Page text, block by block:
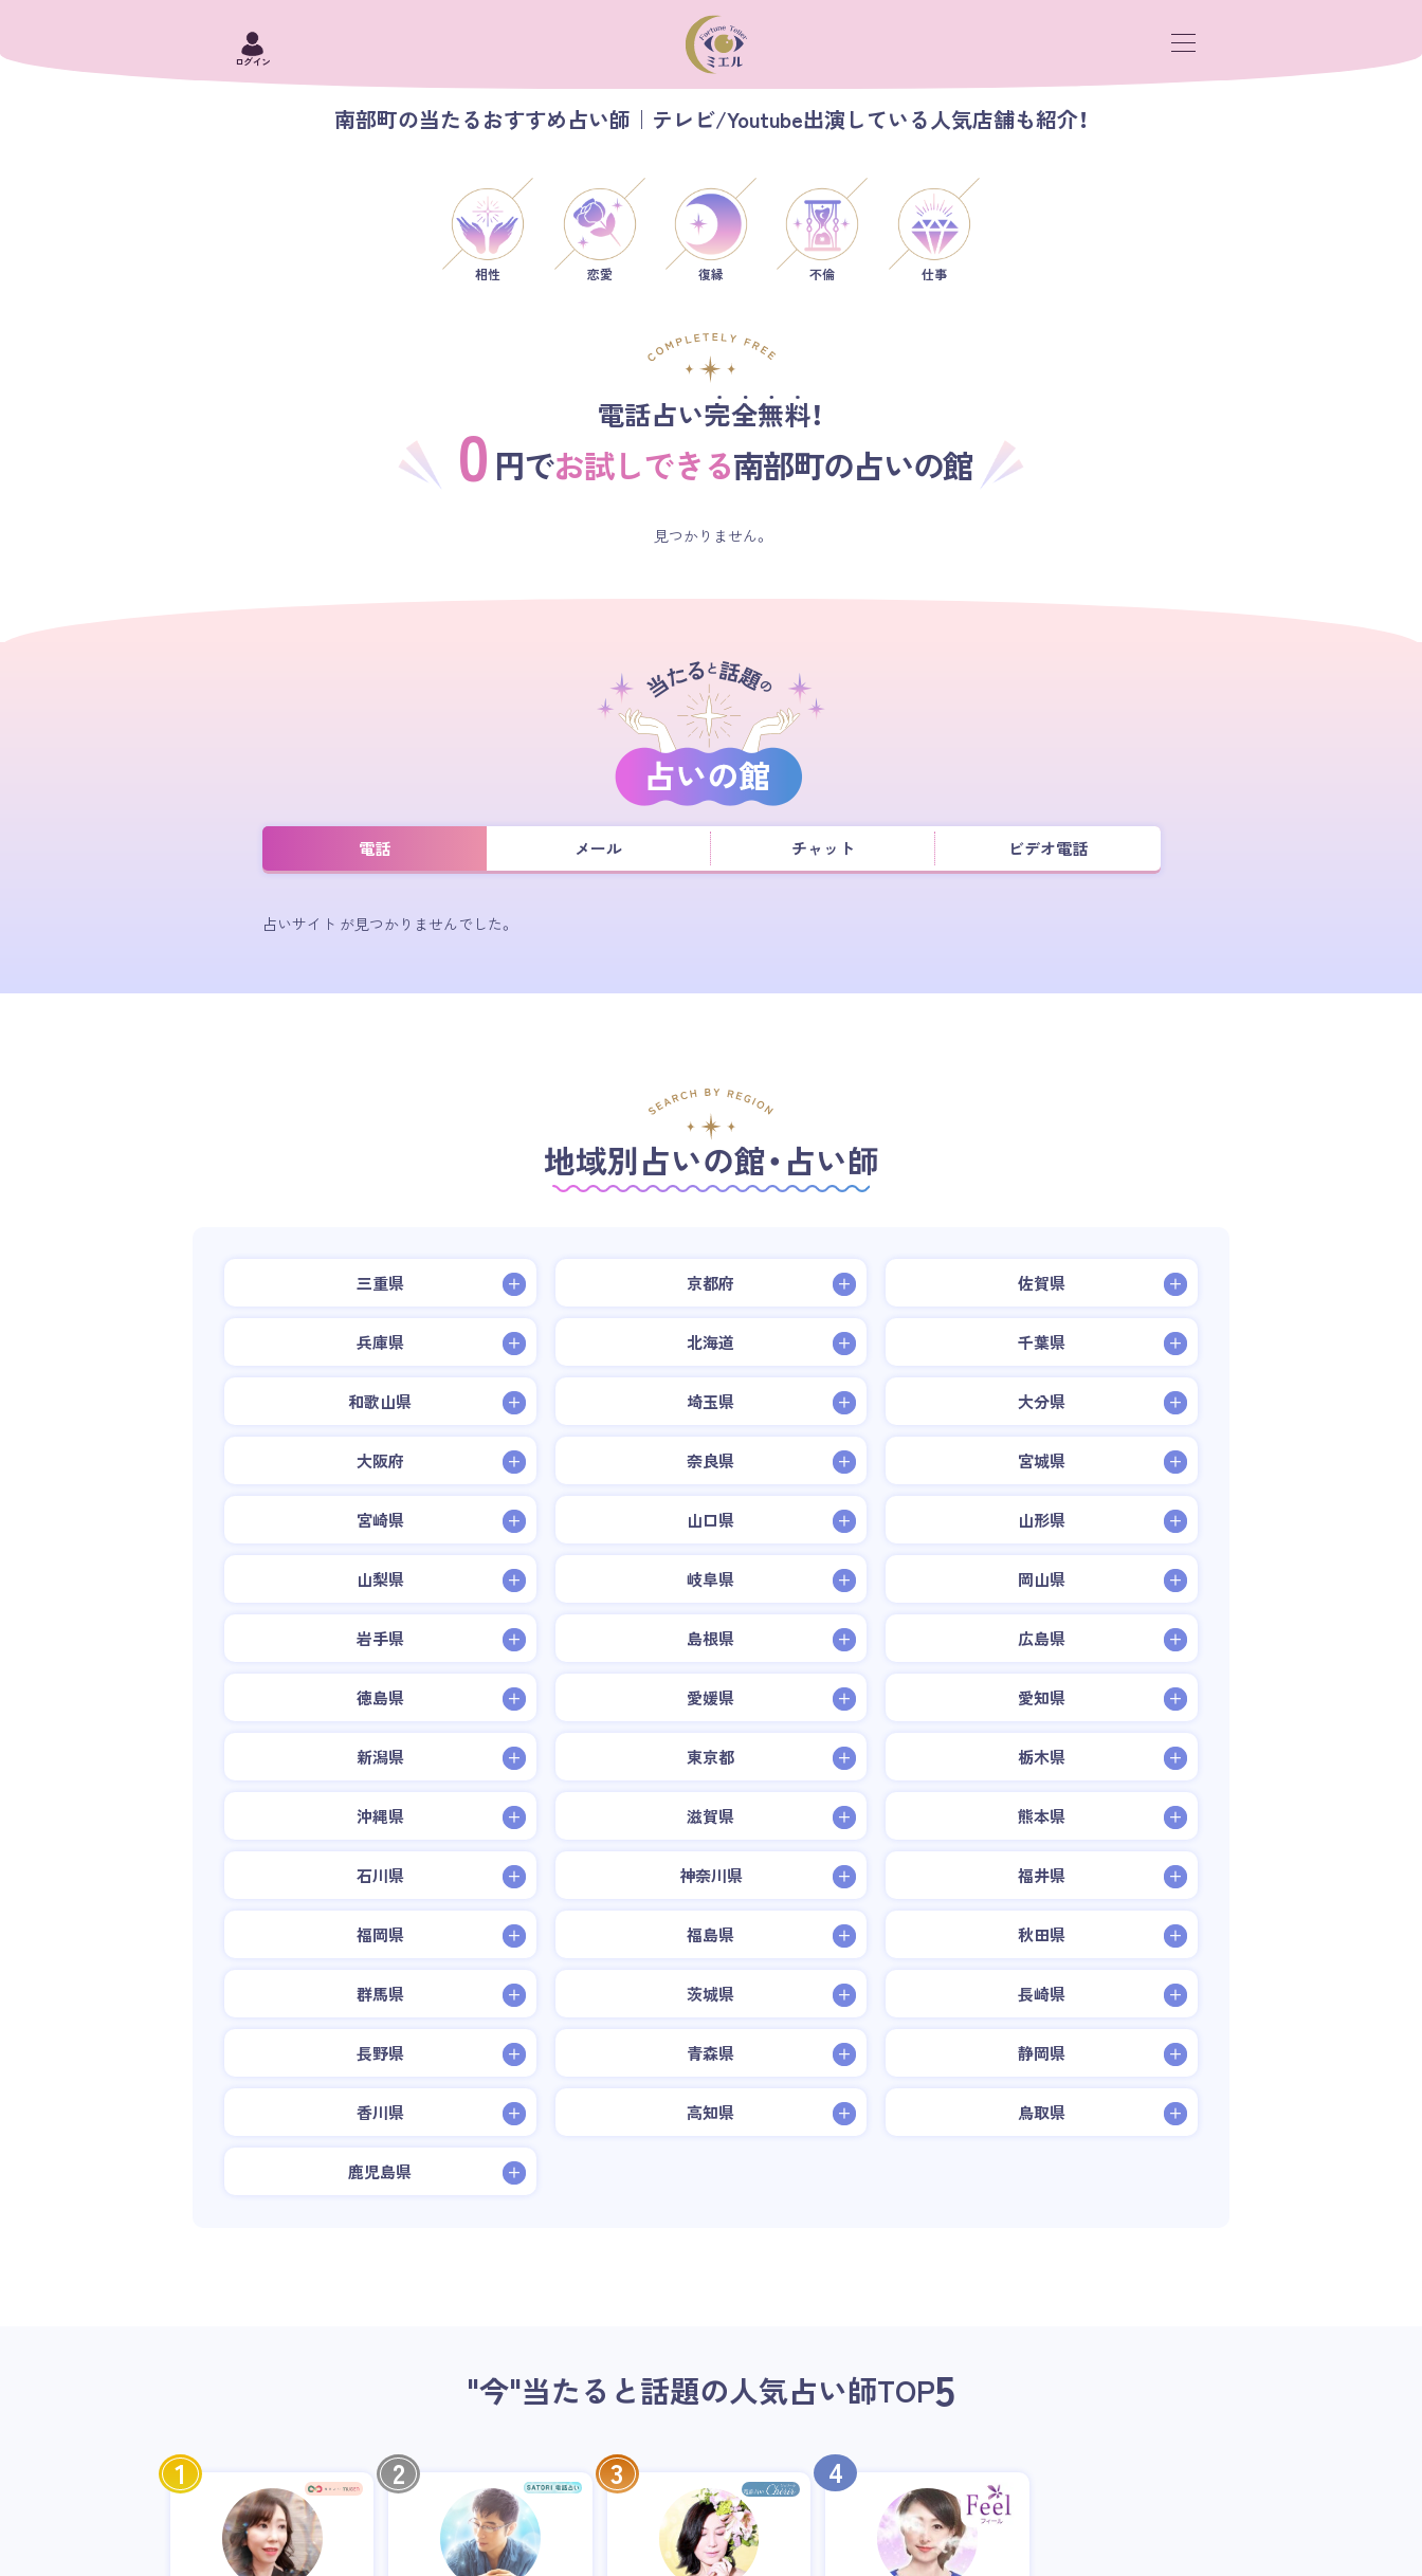
ログイン
南部町の当たるおすすめ占い師｜テレビ/Youtube出演している人気店舗も紹介！
相性 恋愛 復縁 不倫 仕事
電話占い完全無料！
0 円でお試しできる南部町の占いの館
見つかりません。
電話 メール チャット ビデオ電話
占いサイト が見つかりませんでした。
地域別占いの館・占い師
三重県 京都府 佐賀県
兵庫県 北海道 千葉県
和歌山県 埼玉県 大分県
大阪府 奈良県 宮城県
宮崎県 山口県 山形県
山梨県 岐阜県 岡山県
岩手県 島根県 広島県
徳島県 愛媛県 愛知県
新潟県 東京都 栃木県
沖縄県 滋賀県 熊本県
石川県 神奈川県 福井県
福岡県 福島県 秋田県
群馬県 茨城県 長崎県
長野県 青森県 静岡県
香川県 高知県 鳥取県
鹿児島県
"今"当たると話題の人気占い師TOP5
1 2 3 4